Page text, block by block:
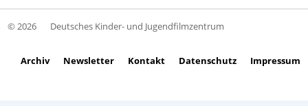
© 2026 Deutsches Kinder- und Jugendfilmzentrum
Archiv Newsletter Kontakt Datenschutz Impressum